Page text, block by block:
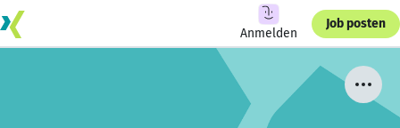
Anmelden
Job posten